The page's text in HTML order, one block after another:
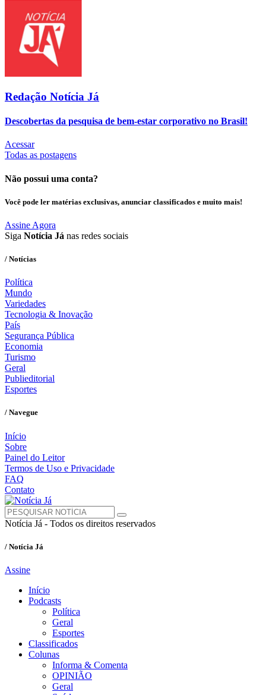
Redação Notícia Já
Descobertas da pesquisa de bem-estar corporativo no Brasil!
Acessar
Todas as postagens
Não possui uma conta?
Você pode ler matérias exclusivas, anunciar classificados e muito mais!
Assine Agora
Siga Notícia Já nas redes sociais
/ Notícias
Política
Mundo
Variedades
Tecnologia & Inovação
País
Segurança Pública
Economia
Turismo
Geral
Publieditorial
Esportes
/ Navegue
Início
Sobre
Painel do Leitor
Termos de Uso e Privacidade
FAQ
Contato
Notícia Já - Todos os direitos reservados
/ Notícia Já
Assine
Início
Podcasts
Política
Geral
Esportes
Classificados
Colunas
Informa & Comenta
OPINIÃO
Geral